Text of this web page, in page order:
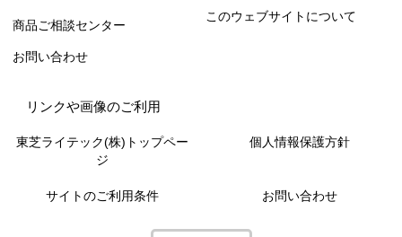
商品ご相談センター
このウェブサイトについて
お問い合わせ
リンクや画像のご利用
東芝ライテック(株)トップペー
ジ
個人情報保護方針
サイトのご利用条件 お問い合わせ